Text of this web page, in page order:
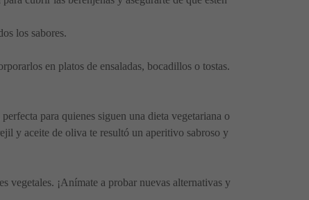
los sabores.
en platos de ensaladas, bocadillos o tostas.
para quienes siguen una dieta vegetariana o
y aceite de oliva te resultó un aperitivo sabroso y
vegetales. ¡Anímate a probar nuevas alternativas y